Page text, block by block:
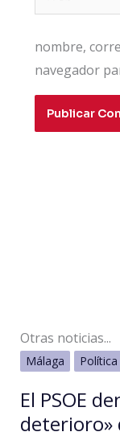
nombre,
navegador
Otras noticias...
Málaga Política
El PSOE
deterioro»